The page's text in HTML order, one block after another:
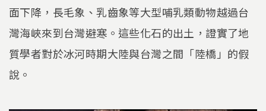
面下降，長毛象、乳齒象等大型哺乳類動物越過台
灣海峽來到台灣避寒。這些化石的出土，證實了地
質學者對於冰河時期大陸與台灣之間「陸橋」的假
說。